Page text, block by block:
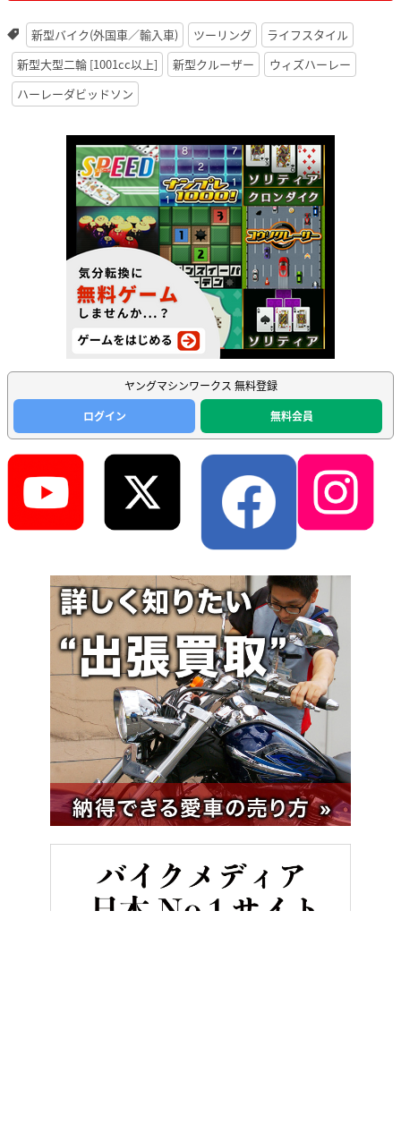
新型バイク(外国車／輸入車) ツーリング
ライフスタイル
新型大型二輪 [1001cc以上]
新型クルーザー
ウィズハーレー
ハーレーダビッドソン
ヤングマシンワークス 無料登録
ログイン
無料会員